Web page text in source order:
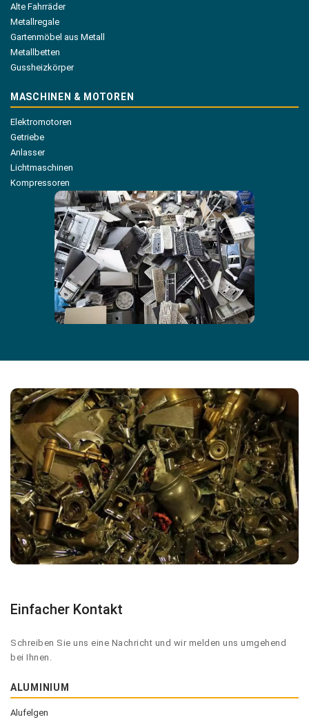
Alte Fahrräder
Metallregale
Gartenmöbel aus Metall
Metallbetten
Gussheizkörper
MASCHINEN & MOTOREN
Elektromotoren
Getriebe
Anlasser
Lichtmaschinen
Kompressoren
Einfacher Kontakt
Schreiben Sie uns eine Nachricht und wir melden uns umgehend
bei Ihnen.
ALUMINIUM
Alufelgen